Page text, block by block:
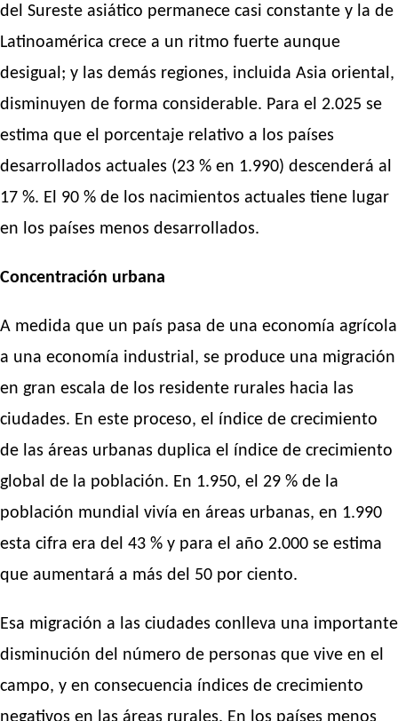
del Sureste asiático permanece casi constante y la de
Latinoamérica crece a un ritmo fuerte aunque
desigual; y las demás regiones, incluida Asia oriental,
disminuyen de forma considerable. Para el 2.025 se
estima que el porcentaje relativo a los países
desarrollados actuales (23 % en 1.990) descenderá al
17 %. El 90 % de los nacimientos actuales tiene lugar
en los países menos desarrollados.
Concentración urbana
A medida que un país pasa de una economía agrícola
a una economía industrial, se produce una migración
en gran escala de los residente rurales hacia las
ciudades. En este proceso, el índice de crecimiento
de las áreas urbanas duplica el índice de crecimiento
global de la población. En 1.950, el 29 % de la
población mundial vivía en áreas urbanas, en 1.990
esta cifra era del 43 % y para el año 2.000 se estima
que aumentará a más del 50 por ciento.
Esa migración a las ciudades conlleva una importante
disminución del número de personas que vive en el
campo, y en consecuencia índices de crecimiento